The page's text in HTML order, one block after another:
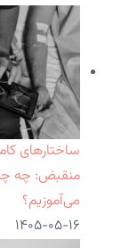
منقبض: چه
می‌آموزیم؟
۱۴۰۵-۰۵-۱۶